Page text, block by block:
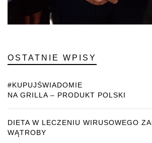
OSTATNIE WPISY
#KUPUJŚWIADOMIE
NA GRILLA – PRODUKT POLSKI
DIETA W LECZENIU WIRUSOWEGO
WĄTROBY